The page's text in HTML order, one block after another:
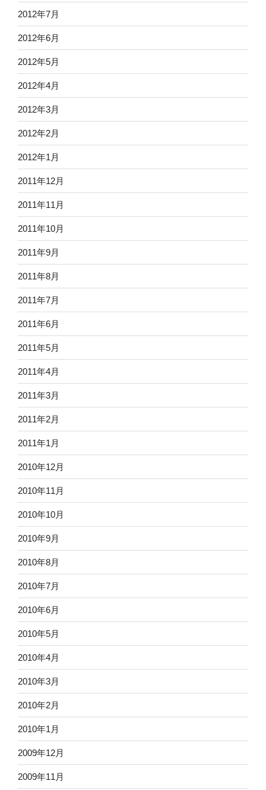
2012年7月
2012年6月
2012年5月
2012年4月
2012年3月
2012年2月
2012年1月
2011年12月
2011年11月
2011年10月
2011年9月
2011年8月
2011年7月
2011年6月
2011年5月
2011年4月
2011年3月
2011年2月
2011年1月
2010年12月
2010年11月
2010年10月
2010年9月
2010年8月
2010年7月
2010年6月
2010年5月
2010年4月
2010年3月
2010年2月
2010年1月
2009年12月
2009年11月